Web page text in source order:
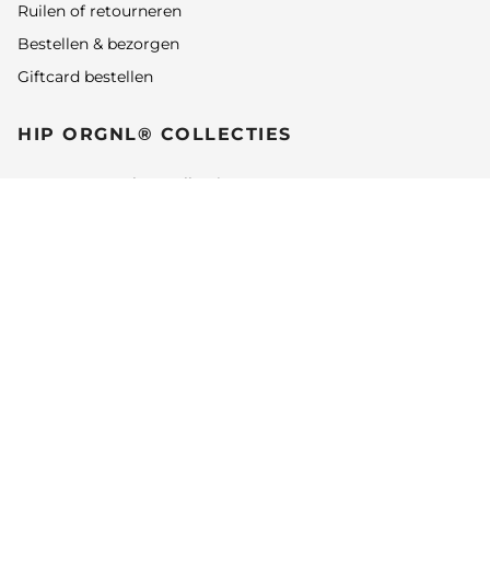
Ruilen of retourneren
Bestellen & bezorgen
Giftcard bestellen
HIP ORGNL® COLLECTIES
HIP ORGNL® Flora collectie